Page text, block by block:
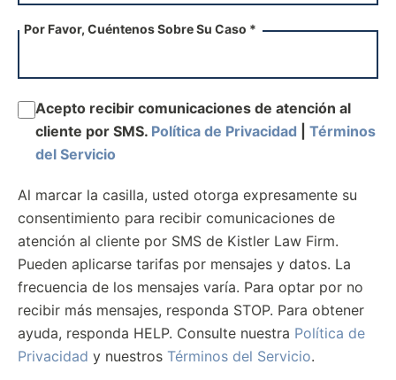
Por Favor, Cuéntenos Sobre Su Caso *
Acepto recibir comunicaciones de atención al
cliente por SMS. Política de Privacidad
Términos
del Servicio
Al marcar la casilla, usted otorga expresamente su
consentimiento para recibir comunicaciones de
atención al cliente por SMS de Kistler Law Firm.
Pueden aplicarse tarifas por mensajes y datos. La
frecuencia de los mensajes varía. Para optar por no
recibir más mensajes, responda STOP. Para obtener
ayuda, responda HELP. Consulte nuestra Política de
Privacidad y nuestros Términos del Servicio.